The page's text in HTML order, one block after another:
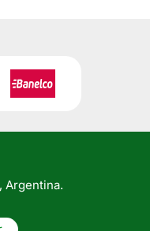
Argentina.